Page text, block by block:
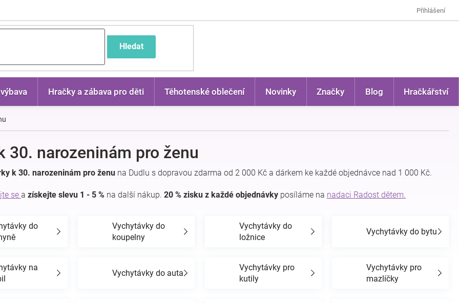
Přihlášení
Hledat
Hračky a zábava pro děti Těhotenské oblečení Novinky Značky Blog Hračkářství
30. narozeninám pro ženu
k 30. narozeninám pro ženu na Dudlu s dopravou zdarma od 2 000 Kč a dárkem ke každé objednávce nad 1 000 Kč.
se a získejte slevu 1 - 5 % na další nákup. 20 % zisku z každé objednávky posíláme na nadaci Radost dětem.
do
Vychytávky do
koupelny
Vychytávky do
ložnice
Vychytávky do bytu
na
Vychytávky do auta
Vychytávky pro
kutily
Vychytávky pro
mazlíčky